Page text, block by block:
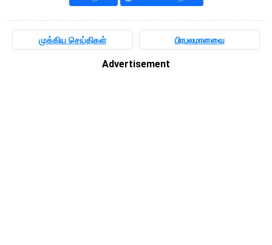
முக்கிய செய்திகள் பிரபலமானவை
Advertisement